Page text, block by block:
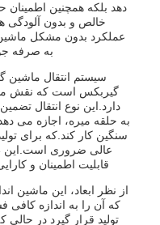
دهد بلکه همچنین
خالص و بدون آلودگی
عملکرد بدون مشکل
به صرفه
سیستم انتقال
گیربکس است که نقش
دارد.این نوع انتقال
به حلقه میره، اجازه می
سنگین کار کند.که برای
عالی ضروری است.این
قابلیت اطمینان و
که آن را به اندازه
تولید قرار گیرد در